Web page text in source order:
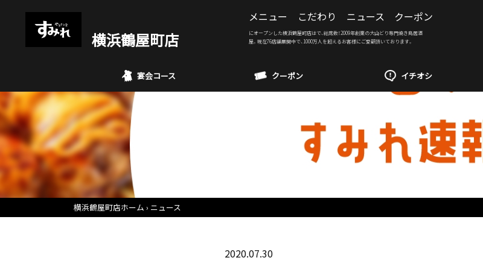
横浜鶴屋町店
メニュー こだわり ニュース クーポン
にオープンした横浜鶴屋町店はで、総席数！2009年創業の大山どり専門焼き鳥居酒
屋。現在76店舗展開中で、1000万人を超えるお客様にご愛顧頂いております。
宴会コース クーポン イチオシ
横浜鶴屋町店ホーム ニュース
2020.07.30